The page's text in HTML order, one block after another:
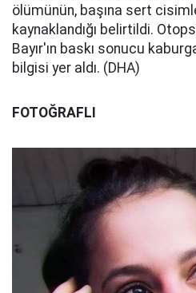
ölümünün, başına sert
kaynaklandığı belirtildi.
Bayır'ın baskı sonucu
bilgisi yer aldı. (DHA)
FOTOĞRAFLI